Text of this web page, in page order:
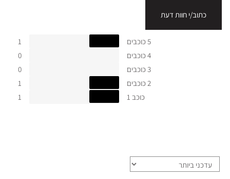
כתוב/י חוות דעת
5 כוכבים
1
4 כוכבים
0
3 כוכבים
0
2 כוכבים
1
כוכב 1
1